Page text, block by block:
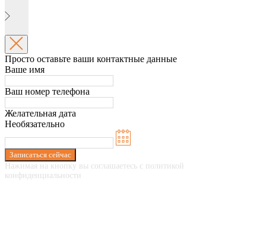
Просто оставьте ваши контактные данные
Ваше имя
Ваш номер телефона
Желательная дата
Необязательно
Записаться сейчас
Нажимая на кнопку вы соглашаетесь с политикой
конфиденциальности